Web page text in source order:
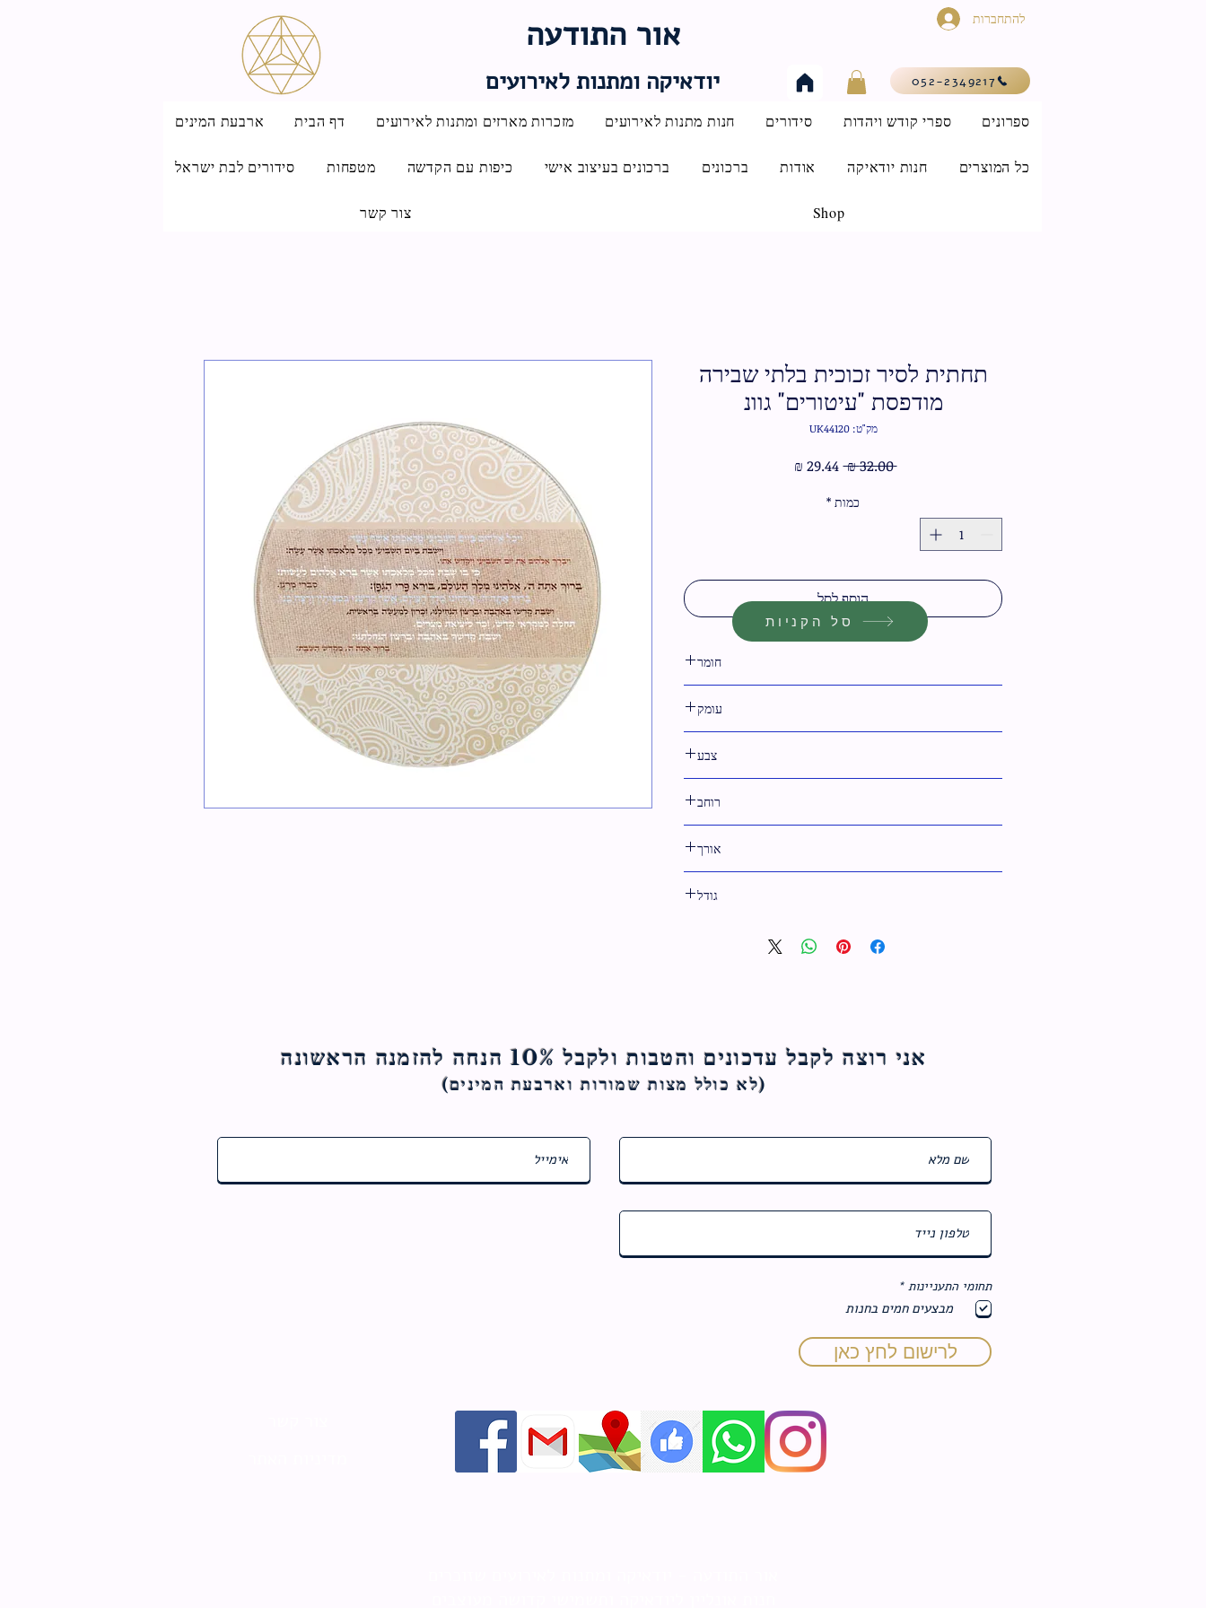
אור התודעה
יודאיקה ומתנות לאירועים
להתחברות
052-2349217
ארבעת המינים דף הבית מזכרות מארזים ומתנות לאירועים חנות מתנות לאירועים סידורים ספרי קודש ויהדות ספרונים
סידורים לבת ישראל מטפחות כיפות עם הקדשה ברכונים בעיצוב אישי ברכונים אודות חנות יודאיקה כל המוצרים
צור קשר Shop
תחתית לסיר זכוכית בלתי שבירה
מודפסת "עיטורים" גוונ
מק"ט: UK44120
‏32.00 ‏₪
מחיר
‏29.44 ‏₪
כמות *
הוסף לסל
חומר
עומק
צבע
רוחב
אורך
גודל
סל הקניות
אני רוצה לקבל עדכונים והטבות ולקבל 10% הנחה להזמנה הראשונה
(לא כולל מצות שמורות וארבעת המינים)
תחומי התעניינות *
ב
מבצעים חמים בחנות
לרישום לחץ כאן